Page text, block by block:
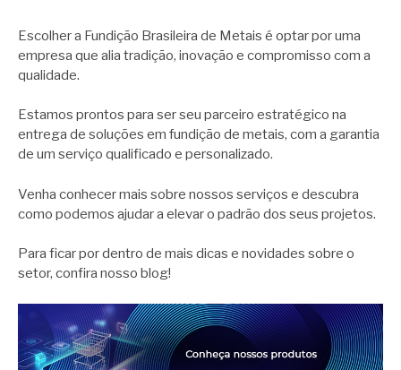
Escolher a Fundição Brasileira de Metais é optar por uma
empresa que alia tradição, inovação e compromisso com a
qualidade.
Estamos prontos para ser seu parceiro estratégico na
entrega de soluções em fundição de metais, com a garantia
de um serviço qualificado e personalizado.
Venha conhecer mais sobre nossos serviços e descubra
como podemos ajudar a elevar o padrão dos seus projetos.
Para ficar por dentro de mais dicas e novidades sobre o
setor, confira nosso blog!